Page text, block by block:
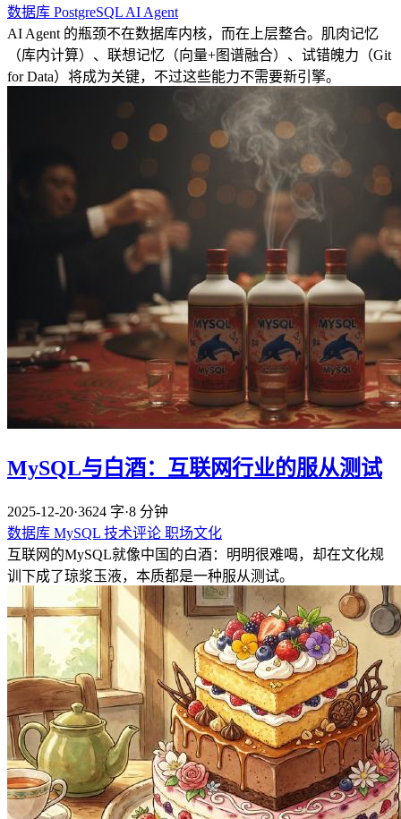
数据库 PostgreSQL AI Agent
AI Agent 的瓶颈不在数据库内核，而在上层整合。肌肉记忆
（库内计算）、联想记忆（向量+图谱融合）、试错魄力（Git
for Data）将成为关键，不过这些能力不需要新引擎。
MySQL与白酒：互联网行业的服从测试
2025-12-20·3624 字·8 分钟
数据库 MySQL 技术评论 职场文化
互联网的MySQL就像中国的白酒：明明很难喝，却在文化规
训下成了琼浆玉液，本质都是一种服从测试。